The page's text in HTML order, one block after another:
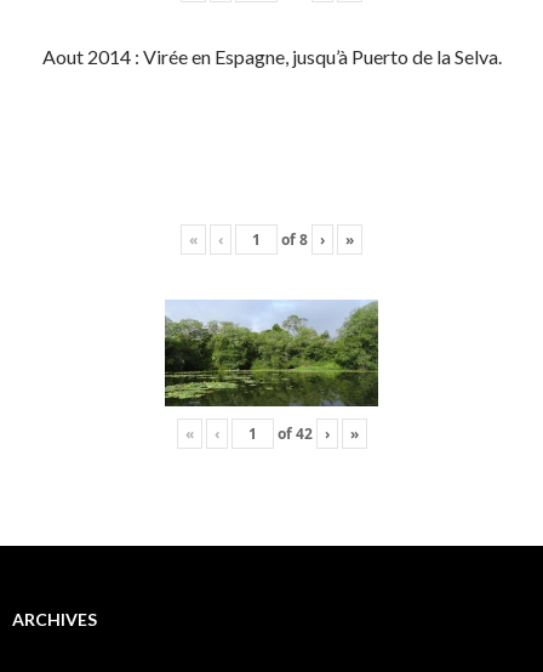
Aout 2014 : Virée en Espagne, jusqu’à Puerto de la Selva.
« ‹ of8 › »
« ‹ of42 › »
ARCHIVES